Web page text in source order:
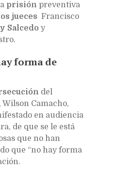
prisión preventiva
jueces Francisco
Salcedo y
forma de
del
Camacho,
en audiencia
de que se le está
que no han
que “no hay forma